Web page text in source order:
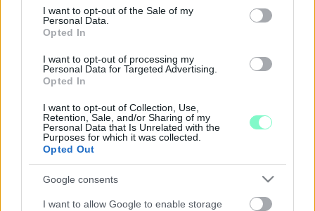
consent section.
I want to opt-out of the Sale of my
Personal Data.
Opted In
I want to opt-out of processing my
Personal Data for Targeted Advertising.
Opted In
I want to opt-out of Collection, Use,
Retention, Sale, and/or Sharing of my
Personal Data that Is Unrelated with the
Purposes for which it was collected.
Opted Out
Google consents
I want to allow Google to enable storage
utolsó EU-s csatlósai húzzák-halasztják a döntést: most épp
egy tét nélküli skandináv kirándulással.
NATO HADGYAKORLATTAL
2022. május. 31. 17:01
fegyverekkel is ellássák, melyek nemcsak Ukrajna területi
integritásának visszaállításához járulnak hozzá, de a NATO
közvetlen, külső határán csökkenti is az orosz jelenlétet.
VILÁGREKORDOT DÖNTÖTT EJTŐERNYŐS
UGRÁSÁVAL EGY 103 ÉVES SVÉD ASSZONY
Rut Larsson nem izgult túlságosan, mivel 2019-ben már egyszer